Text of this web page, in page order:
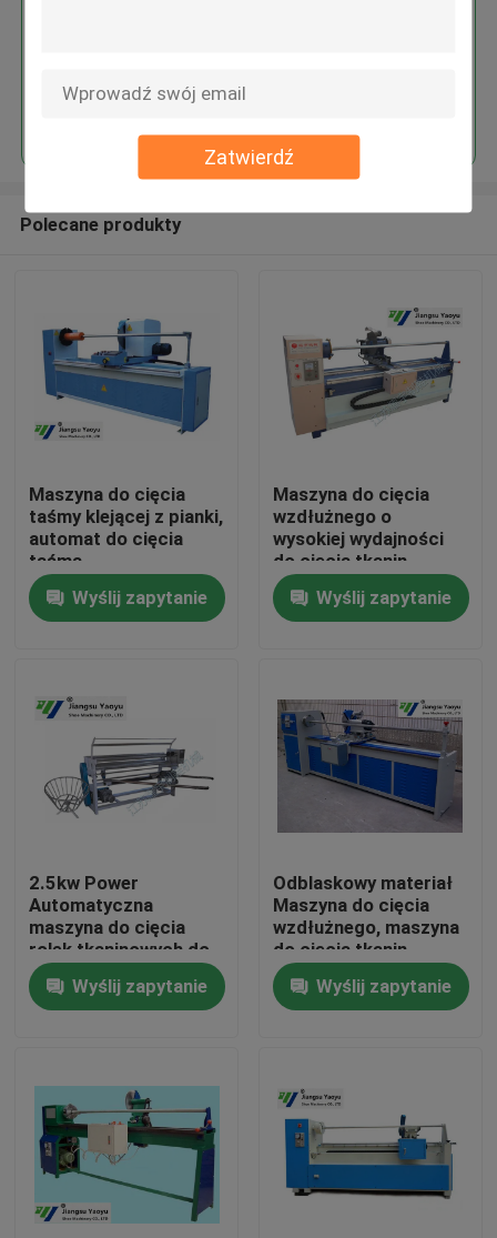
Zatwierdź
Dom
Wycieczka po fabryce
Kontrola jakości
Skontaktuj się z nami
Poprosić o wycenę
Hydrauliczna maszyna do cięcia
Prasa hydrauliczna Die Cutting Machine
Hydrauliczna maszyna do cięcia ramion wahadłowych
Polecane produkty
Maszyna do cięcia
taśmy klejącej z pianki,
automat do cięcia
taśmą
Wyślij zapytanie
Maszyna do cięcia
wzdłużnego o
wysokiej wydajności
do cięcia tkanin
Podwójny silnik o
szerokości 1700 mm i
ostrzu 350 mm
Wyślij zapytanie
2.5kw Power
Automatyczna
maszyna do cięcia
rolek tkaninowych do
dwustronnej gumy
Wyślij zapytanie
Odblaskowy materiał
Maszyna do cięcia
wzdłużnego, maszyna
do cięcia tkanin
Wyślij zapytanie